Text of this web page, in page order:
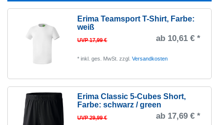
Erima Teamsport T-Shirt, Farbe:
weiß
UVP 17,99 € ab 10,61 € *
*inkl. ges. MwSt. zzgl.Versandkosten
Erima Classic 5-Cubes Short,
Farbe: schwarz / green
UVP 29,99 € ab 17,69 € *